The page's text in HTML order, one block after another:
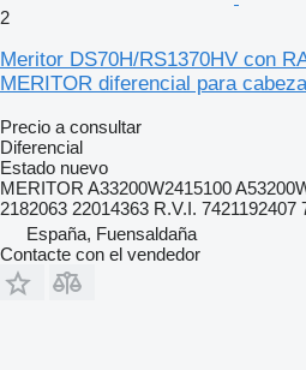
2
Meritor DS70H/RS1370HV con
MERITOR diferencial para
Precio a consultar
Diferencial
Estado nuevo
MERITOR A33200W2415100
2182063 22014363 R.V.I. 7421192407
España, Fuensaldaña
Contacte con el vendedor